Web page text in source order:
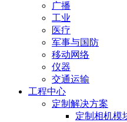
广播
工业
医疗
军事与国防
移动网络
仪器
交通运输
工程中心
定制解决方案
定制相机模